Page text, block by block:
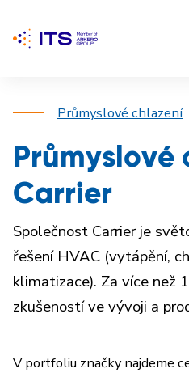
Průmyslové chlazení
Průmyslové
Carrier
Společnost Carrier je
řešení HVAC (vytápění,
klimatizace). Za více než
zkušeností ve vývoji a
V portfoliu značky najdeme